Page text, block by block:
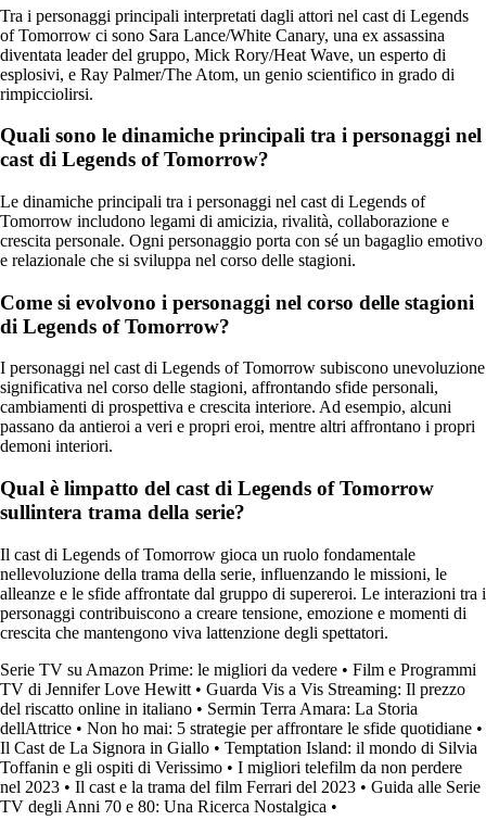
Tra i personaggi principali interpretati dagli attori nel cast di Legends
of Tomorrow ci sono Sara Lance/White Canary, una ex assassina
diventata leader del gruppo, Mick Rory/Heat Wave, un esperto di
esplosivi, e Ray Palmer/The Atom, un genio scientifico in grado di
rimpicciolirsi.
Quali sono le dinamiche principali tra i personaggi nel
cast di Legends of Tomorrow?
Le dinamiche principali tra i personaggi nel cast di Legends of
Tomorrow includono legami di amicizia, rivalità, collaborazione e
crescita personale. Ogni personaggio porta con sé un bagaglio emotivo
e relazionale che si sviluppa nel corso delle stagioni.
Come si evolvono i personaggi nel corso delle stagioni
di Legends of Tomorrow?
I personaggi nel cast di Legends of Tomorrow subiscono unevoluzione
significativa nel corso delle stagioni, affrontando sfide personali,
cambiamenti di prospettiva e crescita interiore. Ad esempio, alcuni
passano da antieroi a veri e propri eroi, mentre altri affrontano i propri
demoni interiori.
Qual è limpatto del cast di Legends of Tomorrow
sullintera trama della serie?
Il cast di Legends of Tomorrow gioca un ruolo fondamentale
nellevoluzione della trama della serie, influenzando le missioni, le
alleanze e le sfide affrontate dal gruppo di supereroi. Le interazioni tra i
personaggi contribuiscono a creare tensione, emozione e momenti di
crescita che mantengono viva lattenzione degli spettatori.
Serie TV su Amazon Prime: le migliori da vedere • Film e Programmi
TV di Jennifer Love Hewitt • Guarda Vis a Vis Streaming: Il prezzo
del riscatto online in italiano • Sermin Terra Amara: La Storia
dellAttrice • Non ho mai: 5 strategie per affrontare le sfide quotidiane •
Il Cast de La Signora in Giallo • Temptation Island: il mondo di Silvia
Toffanin e gli ospiti di Verissimo • I migliori telefilm da non perdere
nel 2023 • Il cast e la trama del film Ferrari del 2023 • Guida alle Serie
TV degli Anni 70 e 80: Una Ricerca Nostalgica •